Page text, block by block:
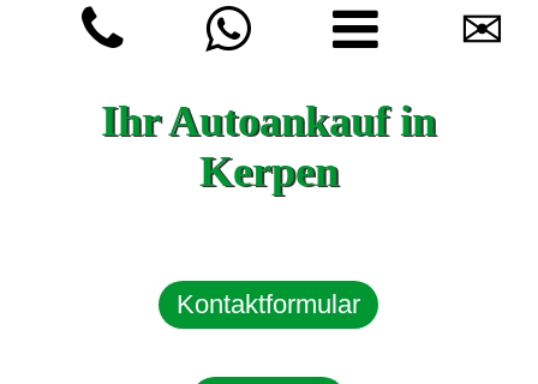
✉
Ihr Autoankauf in
Kerpen
Kontaktformular